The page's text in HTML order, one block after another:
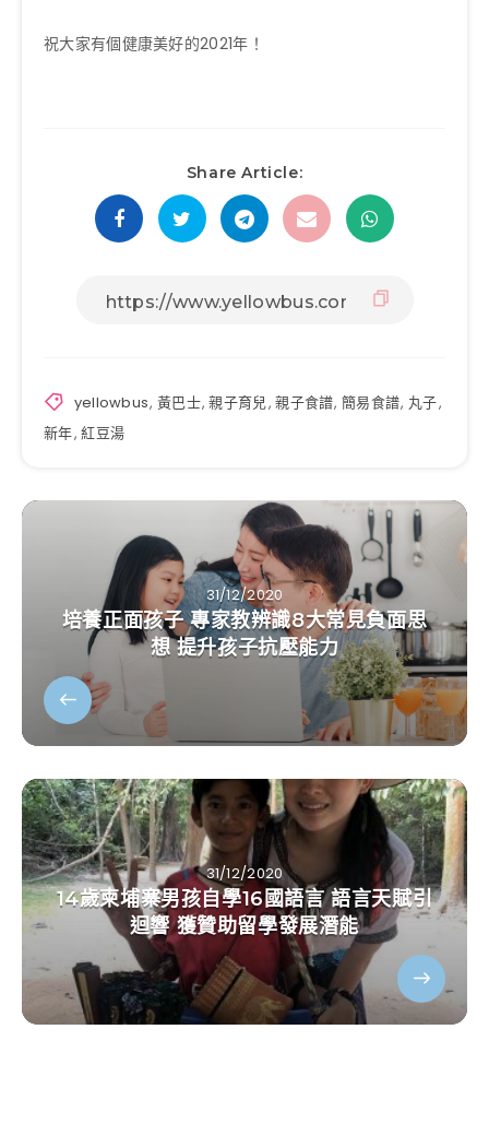
祝大家有個健康美好的2021年！
Share Article:
yellowbus, 黃巴士,親子育兒,親子食譜,簡易食譜, 丸子,
新年,紅豆湯
31/12/2020
培養正面孩子 專家教辨識8大常見負面思
想 提升孩子抗壓能力
31/12/2020
14歲柬埔寨男孩自學16國語言 語言天賦引
迴響 獲贊助留學發展潛能